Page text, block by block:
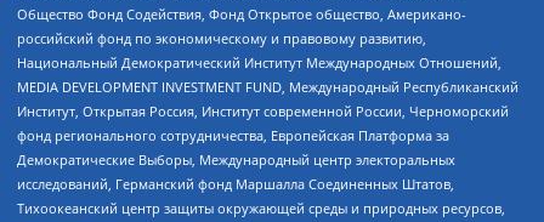
Общество Фонд Содействия, Фонд Открытое общество, Американо-
российский фонд по экономическому и правовому развитию,
Национальный Демократический Институт Международных Отношений,
MEDIA DEVELOPMENT INVESTMENT FUND, Международный Республиканский
Институт, Открытая Россия, Институт современной России, Черноморский
фонд регионального сотрудничества, Европейская Платформа за
Демократические Выборы, Международный центр электоральных
исследований, Германский фонд Маршалла Соединенных Штатов,
Тихоокеанский центр защиты окружающей среды и природных ресурсов,